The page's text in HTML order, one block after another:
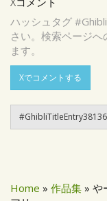
ハッシュタグ
さい。検索ページ
ます。
Xでコメントする
Home » 作品集 » や